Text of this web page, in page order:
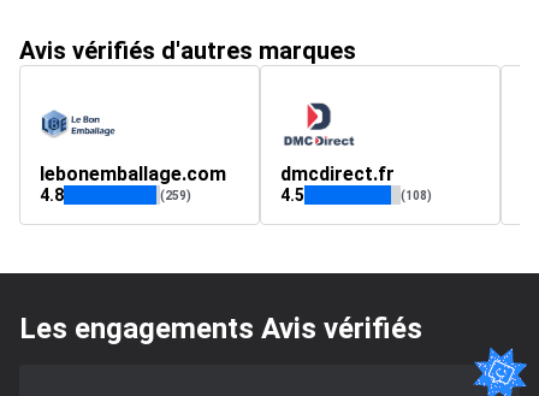
Avis vérifiés d'autres marques
lebonemballage.com
4.8 (259)
dmcdirect.fr
4.5 (108)
Les engagements Avis vérifiés